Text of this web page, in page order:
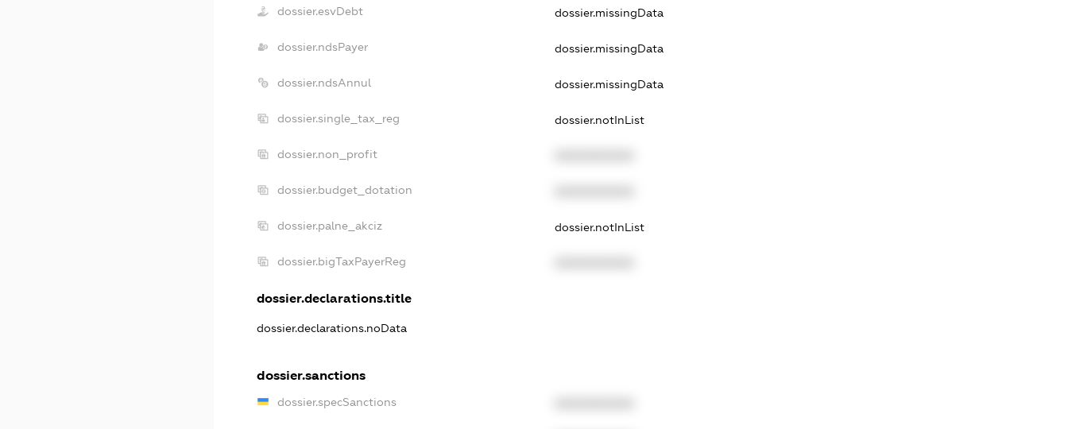
dossier.esvDebt dossier.missingData
dossier.ndsPayer dossier.missingData
dossier.ndsAnnul dossier.missingData
dossier.single_tax_reg dossier.notInList
dossier.non_profit
dossier.budget_dotation
dossier.palne_akciz dossier.notInList
dossier.bigTaxPayerReg
dossier.declarations.title
dossier.declarations.noData
dossier.sanctions
dossier.specSanctions